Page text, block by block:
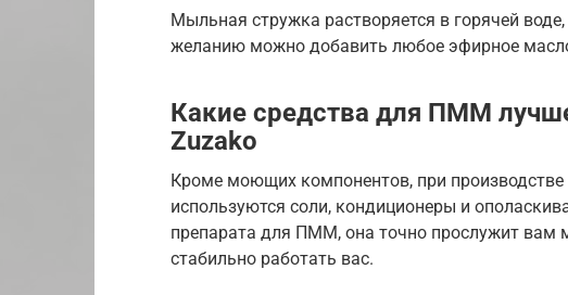
Мыльная стружка растворяется в горячей
желанию можно добавить любое эфирное
Какие средства для ПММ
Zuzako
Кроме моющих компонентов, при
используются соли, кондиционеры и
препарата для ПММ, она точно прослужит вам
стабильно работать вас.